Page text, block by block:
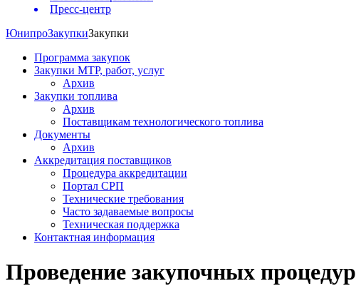
Пресс-центр
ЮнипроЗакупкиЗакупки
Программа закупок
Закупки МТР, работ, услуг
Архив
Закупки топлива
Архив
Поставщикам технологического топлива
Документы
Архив
Аккредитация поставщиков
Процедура аккредитации
Портал СРП
Технические требования
Часто задаваемые вопросы
Техническая поддержка
Контактная информация
Проведение закупочных процедур